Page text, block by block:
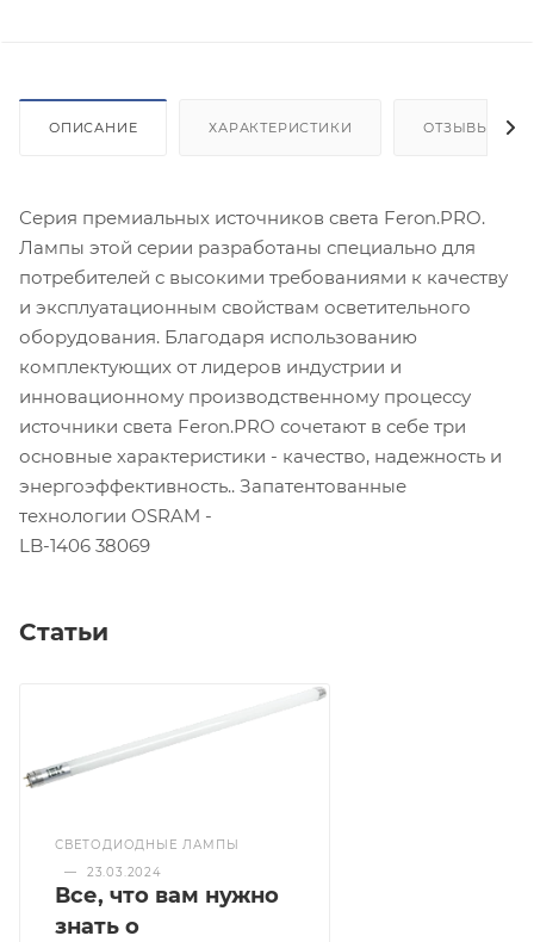
ОПИСАНИЕ ХАРАКТЕРИСТИКИ ОТЗЫВЫ
Серия премиальных источников света Feron.PRO.
Лампы этой серии разработаны специально для
потребителей с высокими требованиями к качеству
и эксплуатационным свойствам осветительного
оборудования. Благодаря использованию
комплектующих от лидеров индустрии и
инновационному производственному процессу
источники света Feron.PRO сочетают в себе три
основные характеристики - качество, надежность и
энергоэффективность.. Запатентованные
технологии OSRAM -
LB-1406 38069
Статьи
СВЕТОДИОДНЫЕ ЛАМПЫ
—
23.03.2024
Все, что вам нужно
знать о